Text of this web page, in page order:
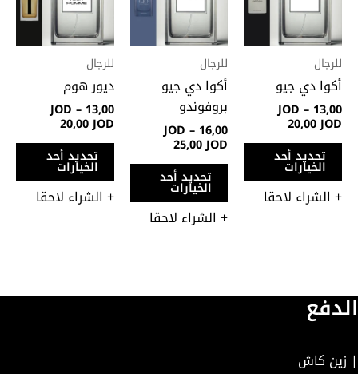
للرجال
أكوا دي جيو
13,00
JOD –
20,00JOD
خلال
تحديد أحد
الخيارات
الأشكال
المختلفة
لهذا
المنتج.
يمكن
اختيار
الخيارات
على
صفحة
المنتج
+ الشراء لاحقا
للرجال
أكوا دي جيو
بروفوندو
16,00
JOD –
25,00JOD
خلال
⁦25,00 JOD⁩
تحديد أحد
الخيارات
الأشكال
المختلفة
لهذا
المنتج.
يمكن
اختيار
الخيارات
على
صفحة
المنتج
+ الشراء لاحقا
للرجال
ديور هوم
13,00
JOD –
20,00JOD
خلال
⁦20,00 JOD⁩
تحديد أحد
الخيارات
+ الشراء لاحقا
الدفع
| زين كاش